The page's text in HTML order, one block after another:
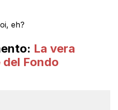
eh?
La vera
Fondo